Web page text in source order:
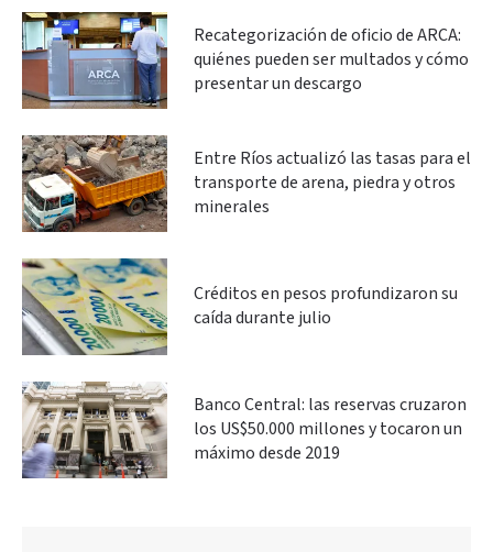
Recategorización de oficio de ARCA:
quiénes pueden ser multados y cómo
presentar un descargo
Entre Ríos actualizó las tasas para el
transporte de arena, piedra y otros
minerales
Créditos en pesos profundizaron su
caída durante julio
Banco Central: las reservas cruzaron
los US$50.000 millones y tocaron un
máximo desde 2019